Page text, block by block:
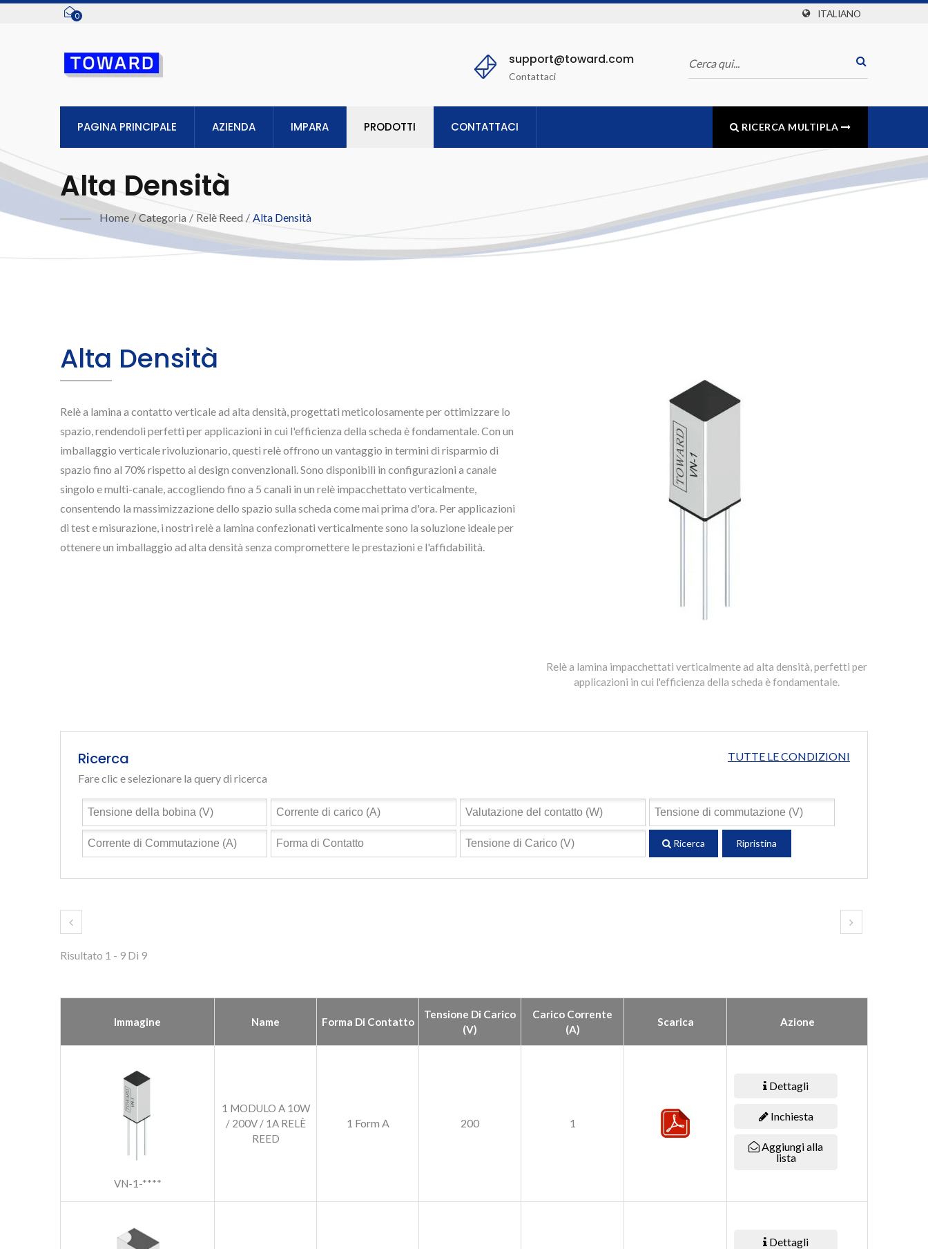
0 ITALIANO
support@toward.com
Contattaci
PAGINA PRINCIPALE AZIENDA IMPARA PRODOTTI CONTATTACI RICERCA MULTIPLA
Alta Densità
Home / Categoria / Relè Reed / Alta Densità
Relè a lamina impacchettati verticalmente ad alta densità, perfetti per
applicazioni in cui l'efficienza della scheda è fondamentale.
Alta Densità
Relè a lamina a contatto verticale ad alta densità, progettati meticolosamente per ottimizzare lo
spazio, rendendoli perfetti per applicazioni in cui l'efficienza della scheda è fondamentale. Con un
imballaggio verticale rivoluzionario, questi relè offrono un vantaggio in termini di risparmio di
spazio fino al 70% rispetto ai design convenzionali. Sono disponibili in configurazioni a canale
singolo e multi-canale, accogliendo fino a 5 canali in un relè impacchettato verticalmente,
consentendo la massimizzazione dello spazio sulla scheda come mai prima d'ora. Per applicazioni
di test e misurazione, i nostri relè a lamina confezionati verticalmente sono la soluzione ideale per
ottenere un imballaggio ad alta densità senza compromettere le prestazioni e l'affidabilità.
TUTTE LE CONDIZIONI
Ricerca
Fare clic e selezionare la query di ricerca
Ricerca Ripristina
Risultato 1 - 9 Di 9
Immagine Name Forma Di Contatto
Tensione Di Carico
(V)
Carico Corrente
(A)
Scarica Azione
VN-1-****
1 MODULO A 10W
/ 200V / 1A RELÈ
REED
1 Form A 200 1
Dettagli
Inchiesta
Aggiungi alla
lista
Dettagli